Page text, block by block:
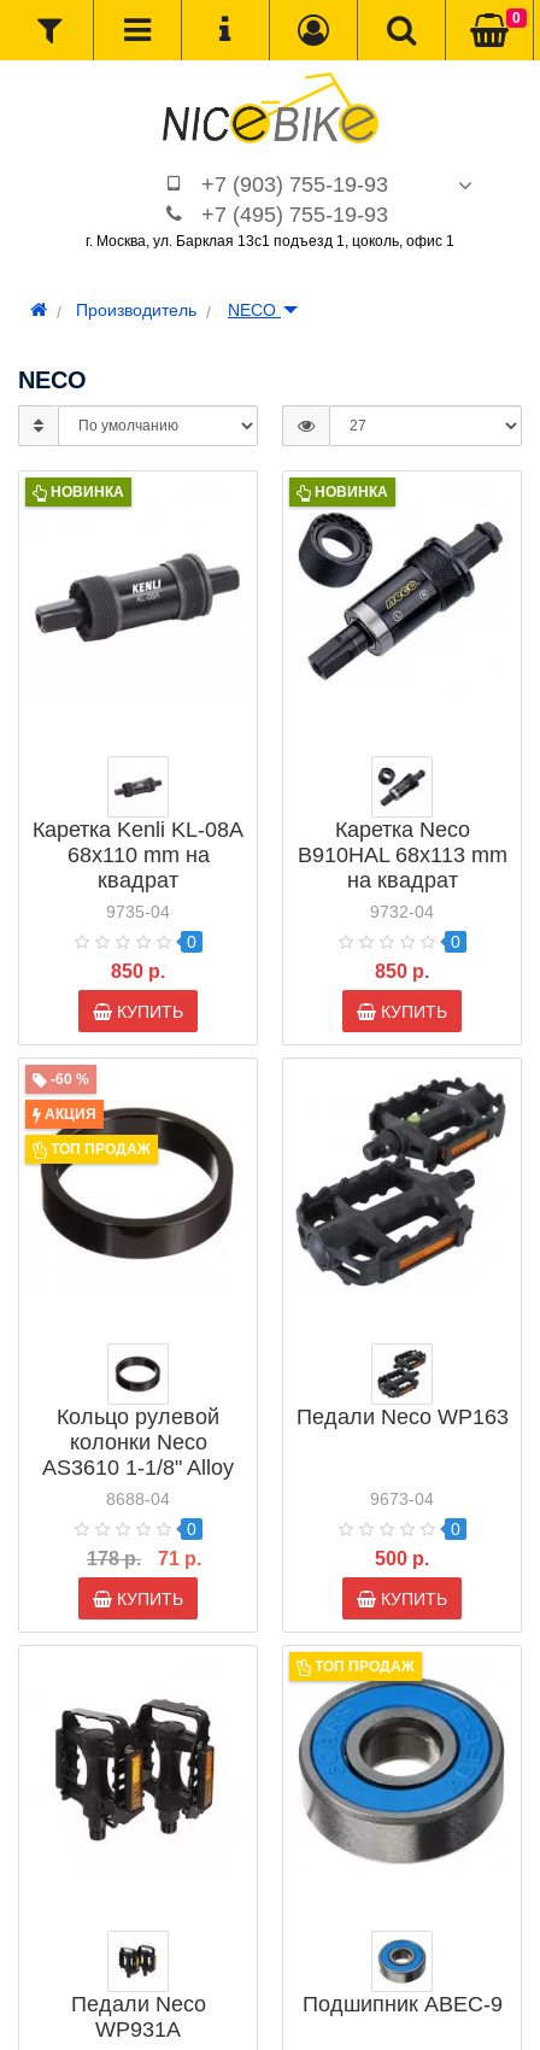
+7 (903) 755-19-93
+7 (495) 755-19-93
г. Москва, ул. Барклая 13с1 подъезд 1, цоколь, офис 1
0
Производитель NECO
NECO
НОВИНКА
Каретка Kenli KL-08A
68х110 mm на
квадрат
9735-04
0
850 р.
КУПИТЬ
НОВИНКА
Каретка Neco
B910HAL 68х113 mm
на квадрат
9732-04
0
850 р.
КУПИТЬ
-60 %
АКЦИЯ
ТОП ПРОДАЖ
Кольцо рулевой
колонки Neco
AS3610 1-1/8" Alloy
8688-04
0
178 р. 71 р.
КУПИТЬ
Педали Neco WP163
9673-04
0
500 р.
КУПИТЬ
Педали Neco
WP931A
ТОП ПРОДАЖ
Подшипник ABEC-9